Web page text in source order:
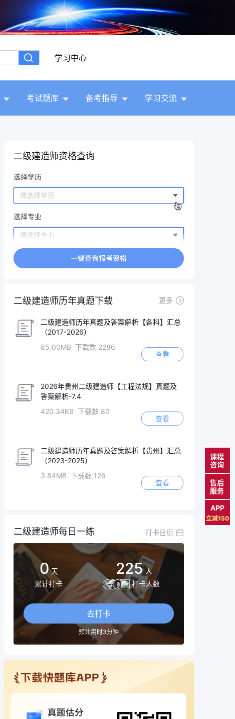
学习中心
考试题库 备考指导 学习交流
二级建造师资格查询
二级建造师历年真题下载 更多
二级建造师历年真题及答案解析【各科】汇总
（2017-2026）
85.00MB 下载数 2286
查看
2026年贵州二级建造师【工程法规】真题及
答案解析-7.4
420.34KB 下载数 80
查看
二级建造师历年真题及答案解析【贵州】汇总
（2023-2025）
3.84MB 下载数 126
查看
二级建造师每日一练 打卡日历
0 天
累计打卡
225 人
打卡人数
去打卡
预计用时3分钟
课程
咨询
售后
服务
APP
立减150